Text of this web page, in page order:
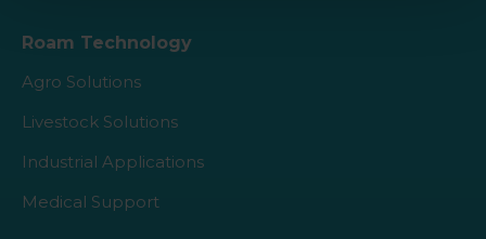
Roam Technology
Agro Solutions
Livestock Solutions
Industrial Applications
Medical Support